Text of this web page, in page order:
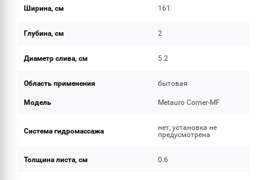
Ширина, см 161
Глубина, см 2
Диаметр слива, см 5.2
Область применения бытовая
Модель Metauro Corner-MF
Система гидромассажа
нет, установка не
предусмотрена
Толщина листа, см 0.6